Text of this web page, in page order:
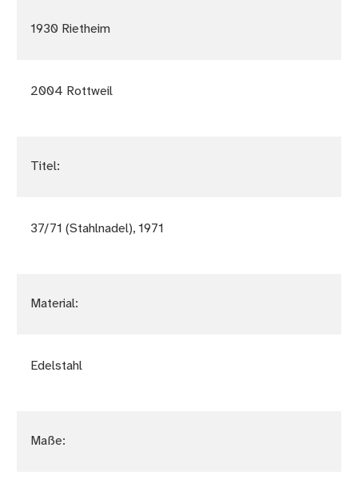
1930 Rietheim
2004 Rottweil
Titel:
37/71 (Stahlnadel), 1971
Material:
Edelstahl
Maße: